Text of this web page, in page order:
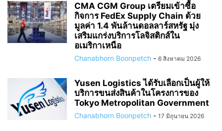
CMA CGM Group เตรียมเข้าซื้อ
กิจการ FedEx Supply Chain ด้วย
มูลค่า 1.4 พันล้านดอลลาร์สหรัฐ มุ่ง
เสริมแกร่งบริการโลจิสติกส์ใน
อเมริกาเหนือ
Chanabhorn Boonpetch - 6 สิงหาคม 2026
Yusen Logistics ได้รับเลือกเป็นผู้ให้
บริการขนส่งสินค้าในโครงการของ
Tokyo Metropolitan Government
Chanabhorn Boonpetch - 17 มิถุนายน 2026